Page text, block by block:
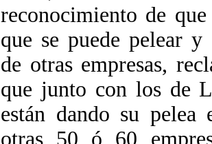
reconocimiento de
que se puede pelear y
de otras empresas,
que junto con los de
están dando su
otras 50 ó 60